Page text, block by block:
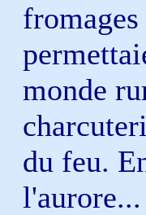
monde
du feu.
l'aurore...